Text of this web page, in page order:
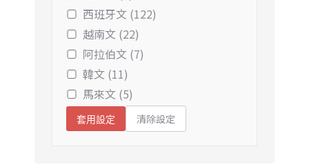
西班牙文 (122)
越南文 (22)
阿拉伯文 (7)
韓文 (11)
馬來文 (5)
套用設定 清除設定